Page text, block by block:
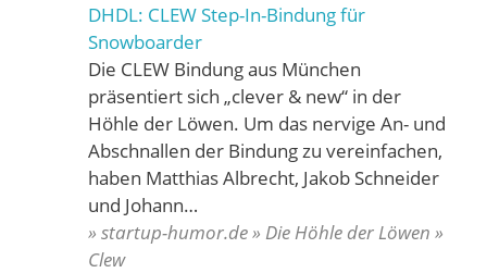
DHDL: CLEW Step-In-Bindung für
Snowboarder
Die CLEW Bindung aus München
präsentiert sich „clever & new“ in der
Höhle der Löwen. Um das nervige An- und
Abschnallen der Bindung zu vereinfachen,
haben Matthias Albrecht, Jakob Schneider
und Johann…
» startup-humor.de » Die Höhle der Löwen »
Clew